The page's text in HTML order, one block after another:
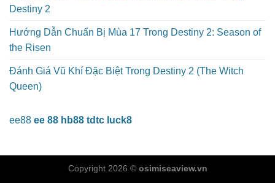
Destiny 2
Hướng Dẫn Chuẩn Bị Mùa 17 Trong Destiny 2: Season of
the Risen
Đánh Giá Vũ Khí Đặc Biệt Trong Destiny 2 (The Witch
Queen)
ee88 ee 88 hb88 tdtc luck8
Copyright 2026 © osimiseaview.vn